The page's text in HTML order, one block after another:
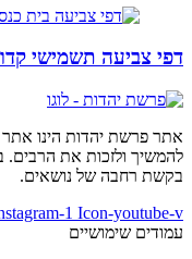
דפי צביעה תשמישי
אתר פרשת יהדות הינו אתר
להמשיך ולזכות את הרבים.
בקשת רחבה של נושאים.
1 Icon-youtube-v
עמודים שימושיים